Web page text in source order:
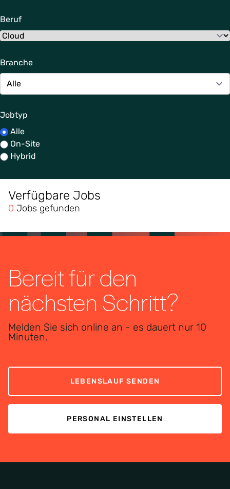
Beruf
Branche
Jobtyp
Alle
On-Site
Hybrid
Verfügbare Jobs
0 Jobs gefunden
Bereit für den
nächsten Schritt?
Melden Sie sich online an - es dauert nur 10
Minuten.
LEBENSLAUF SENDEN
PERSONAL EINSTELLEN